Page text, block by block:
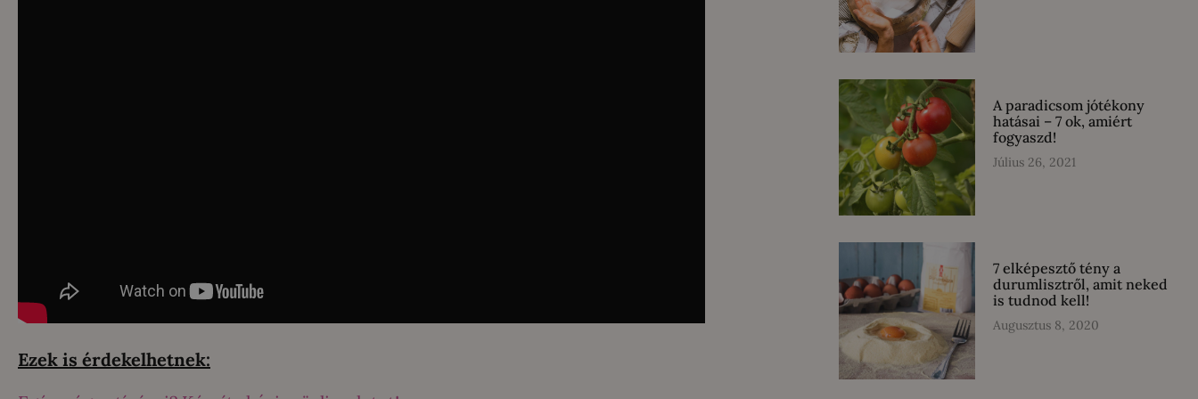
Ezek is érdekelhetnek:
A paradicsom jótékony
hatásai – 7 ok, amiért
fogyaszd!
Július 26, 2021
7 elképesztő tény a
durumlisztről, amit neked
is tudnod kell!
Augusztus 8, 2020